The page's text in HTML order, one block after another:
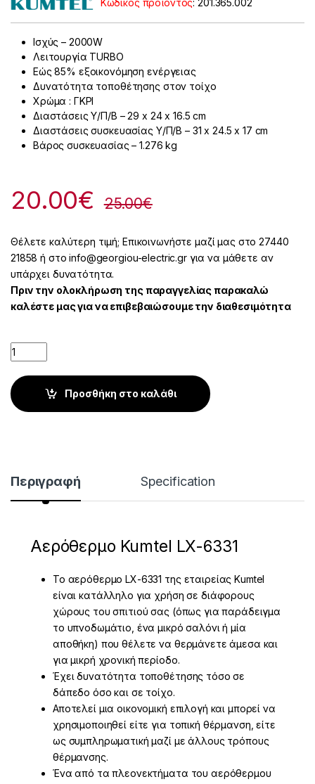
Κωδικός προϊόντος:201.365.002
Ισχύς – 2000W
Λειτουργία TURBO
Εώς 85% εξοικονόμηση ενέργειας
Δυνατότητα τοποθέτησης στον τοίχο
Χρώμα : ΓΚΡΙ
Διαστάσεις Υ/Π/Β – 29 x 24 x 16.5 cm
Διαστάσεις συσκευασίας Υ/Π/Β – 31 x 24.5 x 17 cm
Βάρος συσκευασίας – 1.276 kg
20.00€ 25.00€
Θέλετε καλύτερη τιμή; Επικοινωνήστε μαζί μας στο 27440
21858 ή στο info@georgiou-electric.gr για να μάθετε αν
υπάρχει δυνατότητα.
Πριν την ολοκλήρωση της παραγγελίας παρακαλώ
καλέστε μας για να επιβεβαιώσουμε την διαθεσιμότητα
Quantity
Προσθήκη στο καλάθι
Περιγραφή Specification
Αερόθερμο Kumtel LX-6331
Το αερόθερμο LX-6331 της εταιρείας Kumtel
είναι κατάλληλο για χρήση σε διάφορους
χώρους του σπιτιού σας (όπως για παράδειγμα
το υπνοδωμάτιο, ένα μικρό σαλόνι ή μία
αποθήκη) που θέλετε να θερμάνετε άμεσα και
για μικρή χρονική περίοδο.
Έχει δυνατότητα τοποθέτησης τόσο σε
δάπεδο όσο και σε τοίχο.
Αποτελεί μια οικονομική επιλογή και μπορεί να
χρησιμοποιηθεί είτε για τοπική θέρμανση, είτε
ως συμπληρωματική μαζί με άλλους τρόπους
θέρμανσης.
Ένα από τα πλεονεκτήματα του αερόθερμου